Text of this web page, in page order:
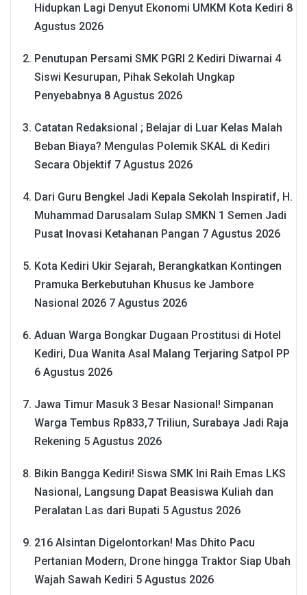
Hidupkan Lagi Denyut Ekonomi UMKM Kota Kediri 8
Agustus 2026
Penutupan Persami SMK PGRI 2 Kediri Diwarnai 4
Siswi Kesurupan, Pihak Sekolah Ungkap
Penyebabnya 8 Agustus 2026
Catatan Redaksional ; Belajar di Luar Kelas Malah
Beban Biaya? Mengulas Polemik SKAL di Kediri
Secara Objektif 7 Agustus 2026
Dari Guru Bengkel Jadi Kepala Sekolah Inspiratif, H.
Muhammad Darusalam Sulap SMKN 1 Semen Jadi
Pusat Inovasi Ketahanan Pangan 7 Agustus 2026
Kota Kediri Ukir Sejarah, Berangkatkan Kontingen
Pramuka Berkebutuhan Khusus ke Jambore
Nasional 2026 7 Agustus 2026
Aduan Warga Bongkar Dugaan Prostitusi di Hotel
Kediri, Dua Wanita Asal Malang Terjaring Satpol PP
6 Agustus 2026
Jawa Timur Masuk 3 Besar Nasional! Simpanan
Warga Tembus Rp833,7 Triliun, Surabaya Jadi Raja
Rekening 5 Agustus 2026
Bikin Bangga Kediri! Siswa SMK Ini Raih Emas LKS
Nasional, Langsung Dapat Beasiswa Kuliah dan
Peralatan Las dari Bupati 5 Agustus 2026
216 Alsintan Digelontorkan! Mas Dhito Pacu
Pertanian Modern, Drone hingga Traktor Siap Ubah
Wajah Sawah Kediri 5 Agustus 2026